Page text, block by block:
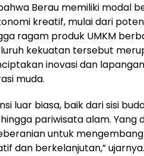
Berau memiliki modal
kreatif, mulai dari
ragam produk UMKM
kekuatan tersebut
inovasi dan
muda.
luar biasa, baik dari sisi
pariwisata alam. Yang
untuk
dan berkelanjutan,” ujarnya.